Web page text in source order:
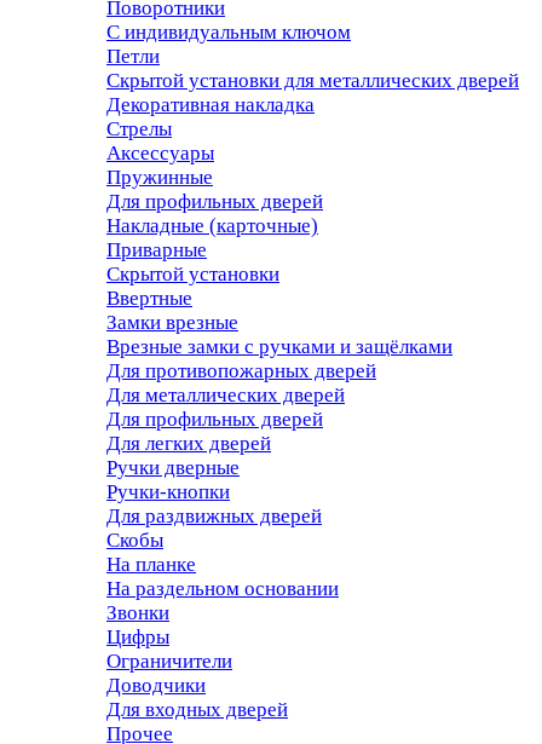
Поворотники
С индивидуальным ключом
Петли
Скрытой установки для металлических дверей
Декоративная накладка
Стрелы
Аксессуары
Пружинные
Для профильных дверей
Накладные (карточные)
Приварные
Скрытой установки
Ввертные
Замки врезные
Врезные замки с ручками и защёлками
Для противопожарных дверей
Для металлических дверей
Для профильных дверей
Для легких дверей
Ручки дверные
Ручки-кнопки
Для раздвижных дверей
Скобы
На планке
На раздельном основании
Звонки
Цифры
Ограничители
Доводчики
Для входных дверей
Прочее